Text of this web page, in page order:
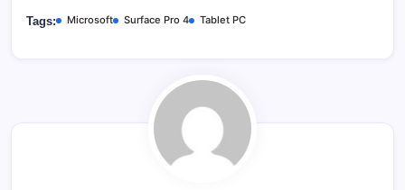
Tags: Microsoft Surface Pro 4 Tablet PC